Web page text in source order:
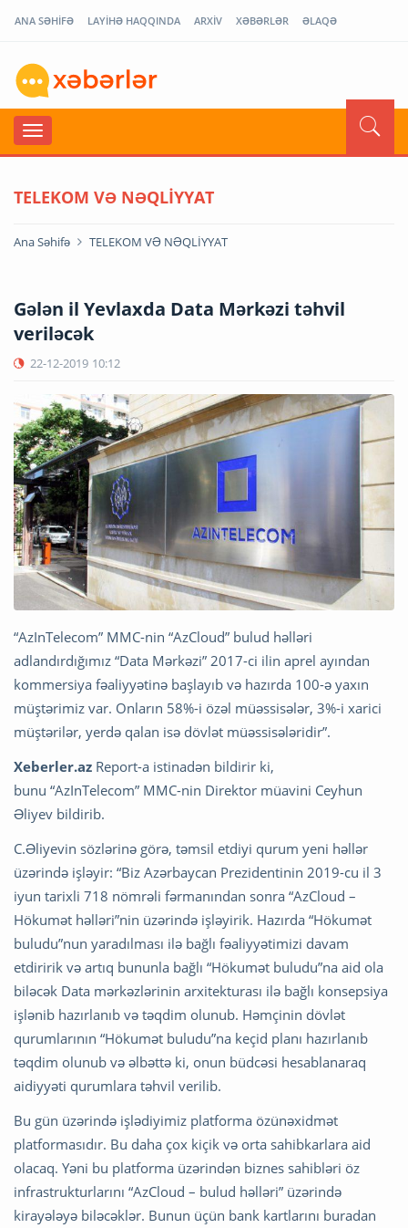
ANA SƏHİFƏ LAYİHƏ HAQQINDA ARXİV XƏBƏRLƏR ƏLAQƏ
TELEKOM VƏ NƏQLİYYAT
Ana Səhifə TELEKOM VƏ NƏQLİYYAT
Gələn il Yevlaxda Data Mərkəzi təhvil
veriləcək
22-12-2019 10:12
“AzInTelecom” MMC-nin “AzCloud” bulud həlləri
adlandırdığımız “Data Mərkəzi” 2017-ci ilin aprel ayından
kommersiya fəaliyyətinə başlayıb və hazırda 100-ə yaxın
müştərimiz var. Onların 58%-i özəl müəssisələr, 3%-i xarici
müştərilər, yerdə qalan isə dövlət müəssisələridir”.
Xeberler.az Report-a istinadən bildirir ki,
bunu “AzInTelecom” MMC-nin Direktor müavini Ceyhun
Əliyev bildirib.
C.Əliyevin sözlərinə görə, təmsil etdiyi qurum yeni həllər
üzərində işləyir: “Biz Azərbaycan Prezidentinin 2019-cu il 3
iyun tarixli 718 nömrəli fərmanından sonra “AzCloud –
Hökumət həlləri”nin üzərində işləyirik. Hazırda “Hökumət
buludu”nun yaradılması ilə bağlı fəaliyyətimizi davam
etdiririk və artıq bununla bağlı “Hökumət buludu”na aid ola
biləcək Data mərkəzlərinin arxitekturası ilə bağlı konsepsiya
işlənib hazırlanıb və təqdim olunub. Həmçinin dövlət
qurumlarının “Hökumət buludu”na keçid planı hazırlanıb
təqdim olunub və əlbəttə ki, onun büdcəsi hesablanaraq
aidiyyəti qurumlara təhvil verilib.
Bu gün üzərində işlədiyimiz platforma özünəxidmət
platformasıdır. Bu daha çox kiçik və orta sahibkarlara aid
olacaq. Yəni bu platforma üzərindən biznes sahibləri öz
infrastrukturlarını “AzCloud – bulud həlləri” üzərində
kirayələyə biləcəklər. Bunun üçün bank kartlarını buradan